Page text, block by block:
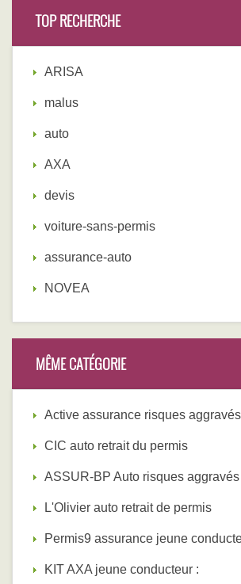
TOP RECHERCHE
ARISA
malus
auto
AXA
devis
voiture-sans-permis
assurance-auto
NOVEA
MÊME CATÉGORIE
Active assurance risques aggravés
CIC auto retrait du permis
ASSUR-BP Auto risques aggravés
L'Olivier auto retrait de permis
Permis9 assurance jeune
KIT AXA jeune conducteur :